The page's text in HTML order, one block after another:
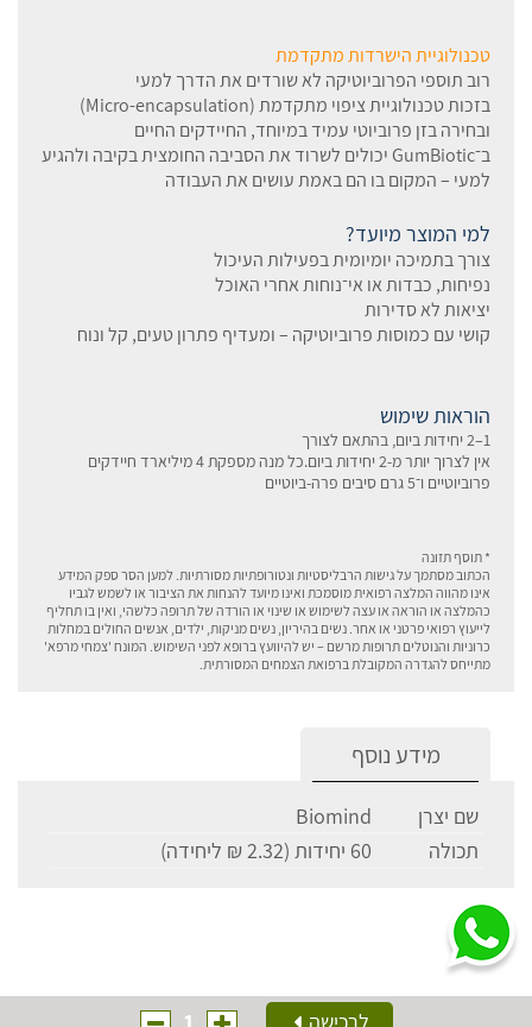
טכנולוגיית הישרדות מתקדמת
רוב תוספי הפרוביוטיקה לא שורדים את הדרך למעי
בזכות טכנולוגיית ציפוי מתקדמת (Micro-encapsulation)
ובחירה בזן פרוביוטי עמיד במיוחד, החיידקים החיים
ב־GumBiotic יכולים לשרוד את הסביבה החומצית בקיבה ולהגיע
למעי – המקום בו הם באמת עושים את העבודה
למי המוצר מיועד?
צורך בתמיכה יומיומית בפעילות העיכול
נפיחות, כבדות או אי־נוחות אחרי האוכל
יציאות לא סדירות
קושי עם כמוסות פרוביוטיקה – ומעדיף פתרון טעים, קל ונוח
הוראות שימוש
1–2 יחידות ביום, בהתאם לצורך
אין לצרוך יותר מ-2 יחידות ביום.כל מנה מספקת 4 מיליארד חיידקים
פרוביוטיים ו־5 גרם סיבים פרה-ביוטיים
* תוסף תזונה
הכתוב מסתמך על גישות הרבליסטיות ונטורופתיות מסורתיות. למען הסר ספק המידע
אינו מהווה המלצה רפואית מוסמכת ואינו מיועד להנחות את הציבור או לשמש לגביו
כהמלצה או הוראה או עצה לשימוש או שינוי או הורדה של תרופה כלשהי, ואין בו תחליף
לייעוץ רפואי פרטני או אחר. נשים בהיריון, נשים מניקות, ילדים, אנשים החולים במחלות
כרוניות והנוטלים תרופות מרשם – יש להיוועץ ברופא לפני השימוש. המונח 'צמחי מרפא'
מתייחס להגדרה המקובלת ברפואת הצמחים המסורתית.
מידע נוסף
שם יצרן
Biomind
תכולה
60 יחידות (2.32 ₪ ליחידה)